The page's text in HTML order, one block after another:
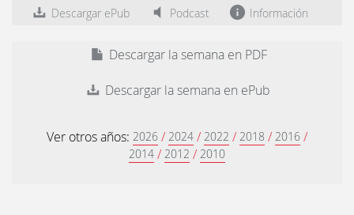
Descargar ePub Podcast Información
Descargar la semana en PDF
Descargar la semana en ePub
Ver otros años: 2026 / 2024 / 2022 / 2018 / 2016 /
2014 / 2012 / 2010